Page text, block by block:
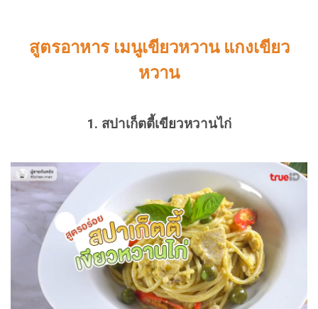
สูตรอาหาร เมนูเขียวหวาน แกงเขียว
หวาน
1. สปาเก็ตตี้เขียวหวานไก่